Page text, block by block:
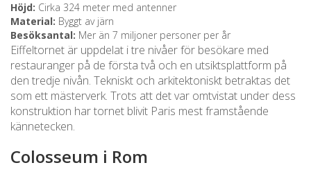
Höjd: Cirka 324 meter med antenner
Material: Byggt av järn
Besöksantal: Mer än 7 miljoner personer per år
Eiffeltornet är uppdelat i tre nivåer för besökare med
restauranger på de första två och en utsiktsplattform på
den tredje nivån. Tekniskt och arkitektoniskt betraktas det
som ett mästerverk. Trots att det var omtvistat under dess
konstruktion har tornet blivit Paris mest framstående
kännetecken.
Colosseum i Rom